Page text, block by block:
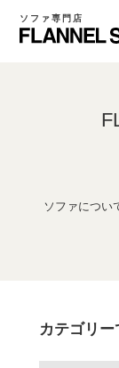
ソファ専門店
ソファについ
カテゴリ